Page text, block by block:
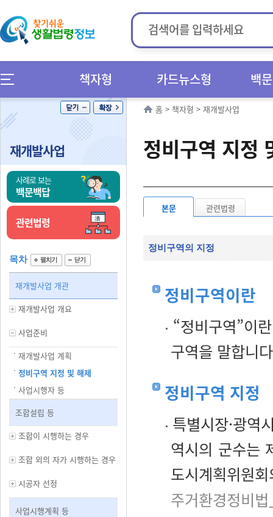
책자형 카드뉴스형 백
재개발사업
사례로 보는
백문백답
관련법령
목차
재개발사업 개관
재개발사업 개요
사업준비
재개발사업 계획
정비구역 지정 및 해제
사업시행자 등
조합설립 등
조합이 시행하는 경우
조합 외의 자가 시행하는 경우
시공자 선정
사업시행계획 등
홈 > 책자형 > 재개발사업
정비구역 지정
본문 관련법령
정비구역의 지정
정비구역이란
“정비구역”이
구역을 말합니
정비구역 지정
특별시장·광역
역시의 군수는
도시계획위원
주거환경정비